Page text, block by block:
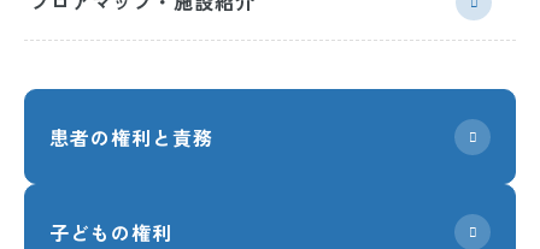
患者の権利と責務
子どもの権利